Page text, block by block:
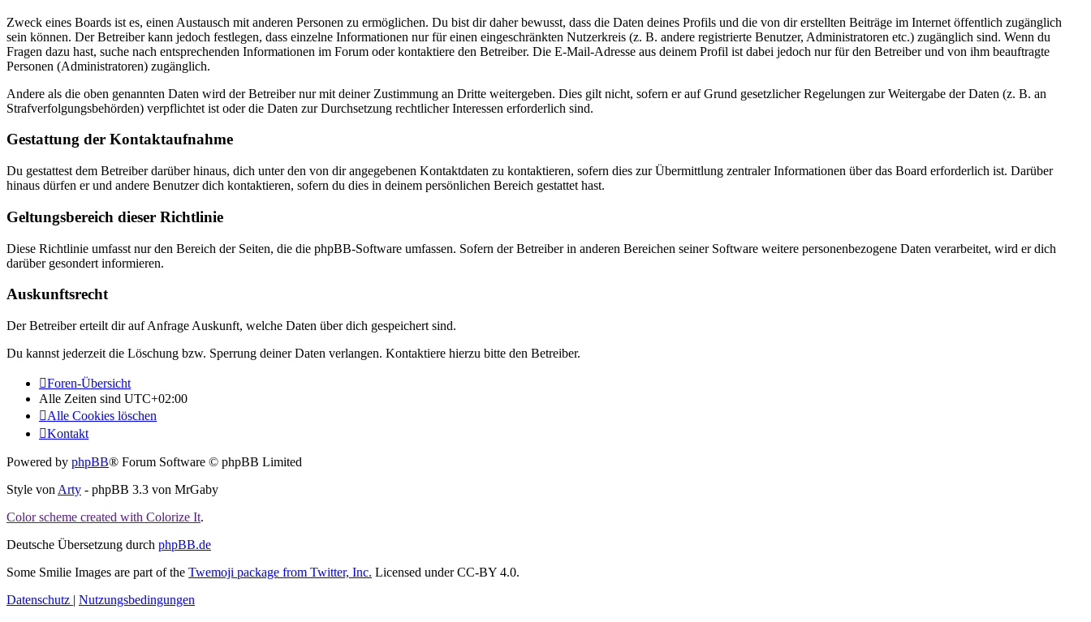
Zweck eines Boards ist es, einen Austausch mit anderen Personen zu ermöglichen. Du bist dir daher bewusst, dass die Daten deines Profils und die von dir erstellten Beiträge im Internet öffentlich zugänglich
sein können. Der Betreiber kann jedoch festlegen, dass einzelne Informationen nur für einen eingeschränkten Nutzerkreis (z. B. andere registrierte Benutzer, Administratoren etc.) zugänglich sind. Wenn du
Fragen dazu hast, suche nach entsprechenden Informationen im Forum oder kontaktiere den Betreiber. Die E-Mail-Adresse aus deinem Profil ist dabei jedoch nur für den Betreiber und von ihm beauftragte
Personen (Administratoren) zugänglich.
Andere als die oben genannten Daten wird der Betreiber nur mit deiner Zustimmung an Dritte weitergeben. Dies gilt nicht, sofern er auf Grund gesetzlicher Regelungen zur Weitergabe der Daten (z. B. an
Strafverfolgungsbehörden) verpflichtet ist oder die Daten zur Durchsetzung rechtlicher Interessen erforderlich sind.
Gestattung der Kontaktaufnahme
Du gestattest dem Betreiber darüber hinaus, dich unter den von dir angegebenen Kontaktdaten zu kontaktieren, sofern dies zur Übermittlung zentraler Informationen über das Board erforderlich ist. Darüber
hinaus dürfen er und andere Benutzer dich kontaktieren, sofern du dies in deinem persönlichen Bereich gestattet hast.
Geltungsbereich dieser Richtlinie
Diese Richtlinie umfasst nur den Bereich der Seiten, die die phpBB-Software umfassen. Sofern der Betreiber in anderen Bereichen seiner Software weitere personenbezogene Daten verarbeitet, wird er dich
darüber gesondert informieren.
Auskunftsrecht
Der Betreiber erteilt dir auf Anfrage Auskunft, welche Daten über dich gespeichert sind.
Du kannst jederzeit die Löschung bzw. Sperrung deiner Daten verlangen. Kontaktiere hierzu bitte den Betreiber.
Foren-Übersicht
Alle Zeiten sind UTC+02:00
Alle Cookies löschen
Kontakt
Powered by phpBB® Forum Software © phpBB Limited
Style von Arty - phpBB 3.3 von MrGaby
Color scheme created with Colorize It.
Deutsche Übersetzung durch phpBB.de
Some Smilie Images are part of the Twemoji package from Twitter, Inc. Licensed under CC-BY 4.0.
Datenschutz | Nutzungsbedingungen